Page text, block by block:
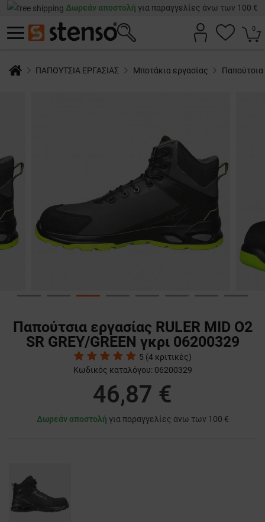
Δωρεάν αποστολή για παραγγελίες άνω των 100 €
0
ΠΑΠΟΥΤΣΙΑ ΕΡΓΑΣΙΑΣ Μποτάκια εργασίας Παπούτσια
Παπούτσια εργασίας RULER MID O2
SR GREY/GREEN γκρι 06200329
5 (4 κριτικές)
Κωδικός καταλόγου: 06200329
46,87 €
Δωρεάν αποστολή για παραγγελίες άνω των 100 €